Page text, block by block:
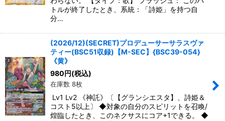
トルが終了したとき、系統：「詩姫」を持つ自
分…
(2026/12)(SECRET)プロデューサーサラスヴァ
ティー(BSC51収録)【M-SEC】{BSC39-054}
《黄》
980円(税込)
在庫数 8枚
Lv1 Lv2 《神託》〔【グランシエスタ】、詩姫＆
コスト5以上〕 ◆対象の自分のスピリットを召喚/
煌臨したとき、このネクサスにコア+1できる。 ◆